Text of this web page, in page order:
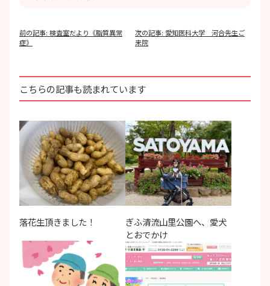
投
稿
ー
シ
ョ
前の記事: 検査室だより《脂質異常
症》
次の記事: 愛知医科大学 河合先生ご
来院
こちらの記事も読まれています
落花生頂きました！
ぎふ清流山里公園へ、愛犬
とおでかけ